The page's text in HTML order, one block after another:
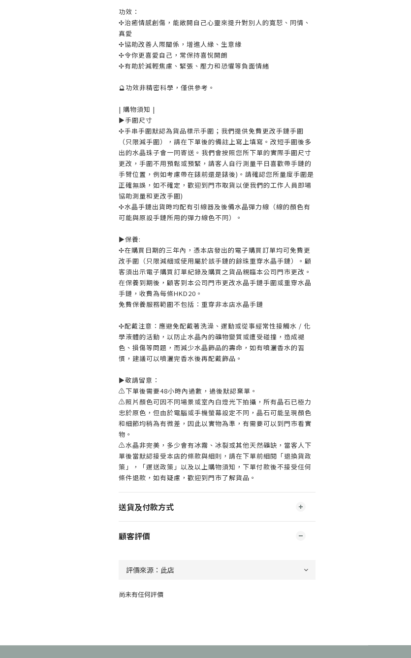
功效：
✣治癒情感創傷，能敞開自己心靈來提升對別人的寬恕、同情、
真愛
✣協助改善人際關係，增進人緣、生意緣
✣令你更喜愛自己，常保持喜悅開朗
✣有助於減輕焦慮、緊張、壓力和恐懼等負面情緒
🔮功效非精密科學，僅供參考。
| 購物須知 |
►手圍尺寸
✣手串手圍默認為貨品標示手圍；我們提供免費更改手鏈手圍
（只限減手圍），請在下單後的備註上寫上填寫。改短手圍後多
出的水晶珠子會一同寄送。我們會按照您所下單的實際手圍尺寸
更改，手圍不用預鬆或預緊，請客人自行測量平日喜歡帶手鏈的
手臂位置，例如考慮帶在錶前還是錶後)。請確認您所量度手圍是
正確無誤，如不確定，歡迎到門市取貨以便我們的工作人員即場
協助測量和更改手圍)
✣水晶手鏈出貨時均配有引線器及後備水晶彈力線（線的顏色有
可能與原設手鏈所用的彈力線色不同）。
►保養:
✣在購買日期的三年內，憑本店發出的電子購買訂單均可免費更
改手圍（只限減細或使用屬於該手鏈的餘珠重穿水晶手鏈）。顧
客須出示電子購買訂單紀錄及購買之貨品親臨本公司門市更改。
在保養到期後，顧客到本公司門市更改水晶手鏈手圍或重穿水晶
手鏈，收費為每條HKD20。
免費保養服務範圍不包括：重穿非本店水晶手鏈
✣配戴注意：應避免配戴著洗澡、運動或從事經常性接觸水 / 化
學液體的活動，以防止水晶內的礦物變質或遭受碰撞，造成褪
色、損傷等問題，而減少水晶飾品的壽命，如有噴灑香水的習
慣，建議可以噴灑完香水後再配戴飾品。
►敬請留意：
⚠️下單後需要48小時內過數，過後默認棄單。
⚠️照片顏色可因不同場景或室內白燈光下拍攝，所有晶石已極力
忠於原色，但由於電腦或手機螢幕設定不同，晶石可能呈現顏色
和細節均稍為有微差，因此以實物為準，有需要可以到門市看實
物。
⚠️水晶非完美，多少會有冰霧、冰裂或其他天然礦缺，當客人下
單後當默認接受本店的條款與細則，請在下單前細閱「退換貨政
策」，「運送政策」以及以上購物須知，下單付款後不接受任何
條件退款，如有疑慮，歡迎到門市了解貨品。
送貨及付款方式
顧客評價
尚未有任何評價